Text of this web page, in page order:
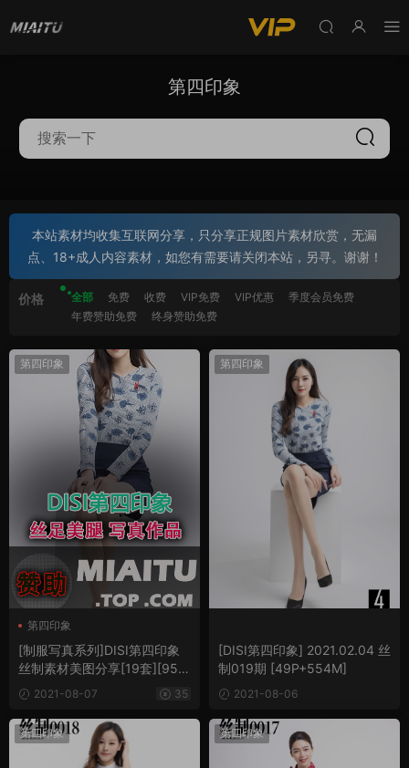
第四印象
本站素材均收集互联网分享，只分享正规图片素材欣赏，无漏
点、18+成人内容素材，如您有需要请关闭本站，另寻。谢谢！
价格 全部 免费 收费 VIP免费 VIP优惠
季度会员免费
年费赞助免费
终身赞助免费
第四印象
第四印象
[制服写真系列]DISI第四印象
丝制素材美图分享[19套][951
P/978M]
2021-08-07 35
第四印象
[DISI第四印象] 2021.02.04 丝
制019期 [49P+554M]
2021-08-06
第四印象 第四印象